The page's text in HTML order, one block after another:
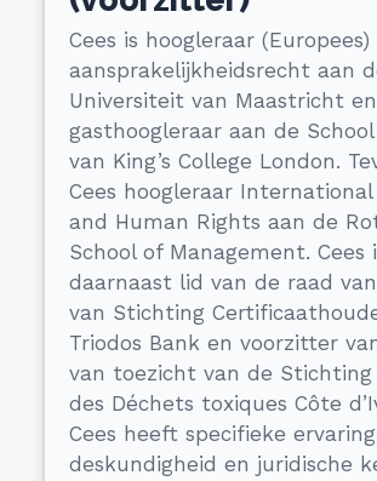
Cees is hoogleraar (Europees)
aansprakelijkheidsrecht aan
Universiteit van Maastricht en
gasthoogleraar aan de
van King’s College London.
Cees hoogleraar International
and Human Rights aan de
School of Management. Cees
daarnaast lid van de raad
van Stichting
Triodos Bank en voorzitter
van toezicht van de Stichting
des Déchets toxiques Côte
Cees heeft specifieke
deskundigheid en juridische